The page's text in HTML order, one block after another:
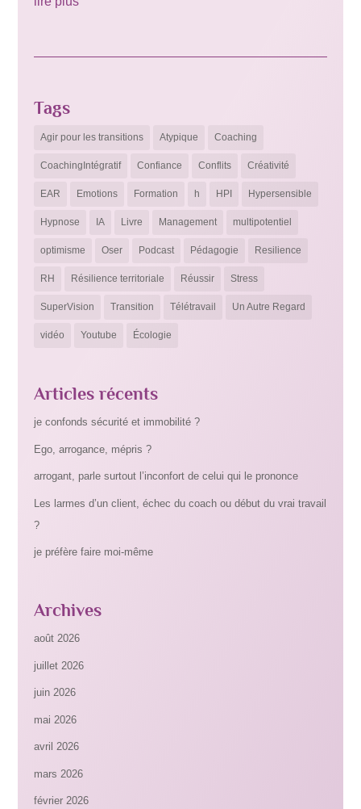
Tags
Agir pour les transitions Atypique Coaching
CoachingIntégratif Confiance Conflits Créativité
EAR Emotions Formation h HPI Hypersensible
Hypnose IA Livre Management multipotentiel
optimisme Oser Podcast Pédagogie Resilience
RH Résilience territoriale Réussir Stress
SuperVision Transition Télétravail Un Autre Regard
vidéo Youtube Écologie
Articles récents
je confonds sécurité et immobilité ?
Ego, arrogance, mépris ?
arrogant, parle surtout l’inconfort de celui qui le prononce
Les larmes d’un client, échec du coach ou début du vrai travail
?
je préfère faire moi-même
Archives
août 2026
juillet 2026
juin 2026
mai 2026
avril 2026
mars 2026
février 2026